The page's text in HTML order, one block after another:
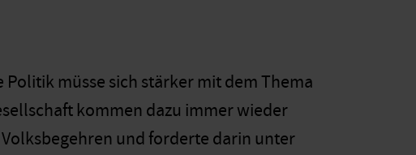
müsse sich stärker mit dem Thema
kommen dazu immer wieder
und forderte darin unter